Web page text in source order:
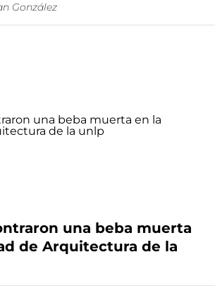
González
una beba muerta
de Arquitectura de la